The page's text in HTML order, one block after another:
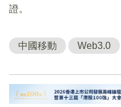
證。
中國移動 Web3.0